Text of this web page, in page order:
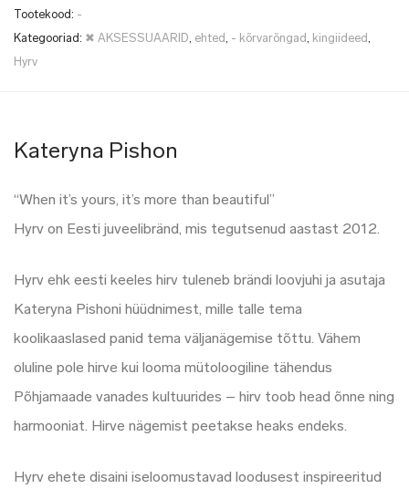
Tootekood: -
Kategooriad: ✖ AKSESSUAARID, ehted, - kõrvarõngad, kingiideed,
Hyrv
Kateryna Pishon
“When it’s yours, it’s more than beautiful”
Hyrv on Eesti juveelibränd, mis tegutsenud aastast 2012.
Hyrv ehk eesti keeles hirv tuleneb brändi loovjuhi ja asutaja
Kateryna Pishoni hüüdnimest, mille talle tema
koolikaaslased panid tema väljanägemise tõttu. Vähem
oluline pole hirve kui looma mütoloogiline tähendus
Põhjamaade vanades kultuurides – hirv toob head õnne ning
harmooniat. Hirve nägemist peetakse heaks endeks.
Hyrv ehete disaini iseloomustavad loodusest inspireeritud